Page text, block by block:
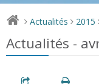
> Actualités > 2015
Actualités -